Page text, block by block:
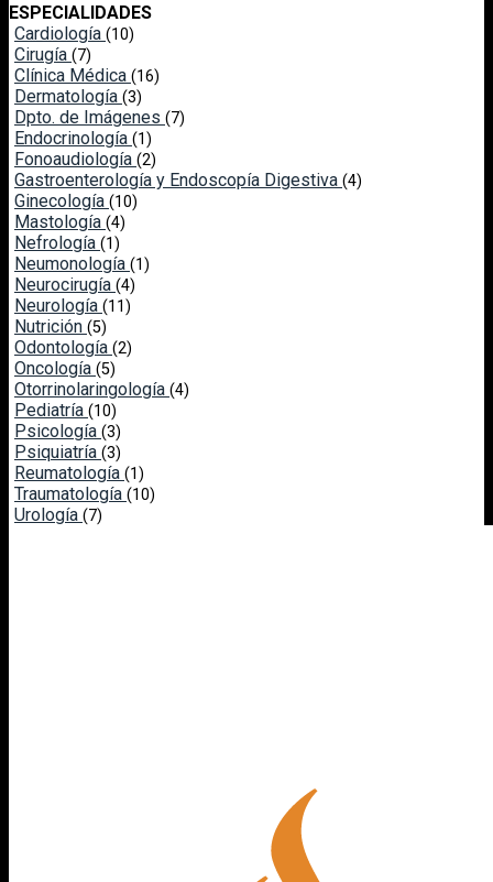
ESPECIALIDADES
Cardiología (10)
Cirugía (7)
Clínica Médica (16)
Dermatología (3)
Dpto. de Imágenes (7)
Endocrinología (1)
Fonoaudiología (2)
Gastroenterología y Endoscopía Digestiva (4)
Ginecología (10)
Mastología (4)
Nefrología (1)
Neumonología (1)
Neurocirugía (4)
Neurología (11)
Nutrición (5)
Odontología (2)
Oncología (5)
Otorrinolaringología (4)
Pediatría (10)
Psicología (3)
Psiquiatría (3)
Reumatología (1)
Traumatología (10)
Urología (7)